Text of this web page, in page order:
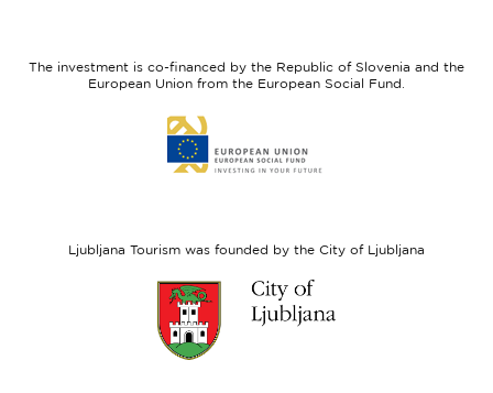
Fund
The investment is co-financed by the Republic of Slovenia and the
European Union from the European Social Fund.
to
website
Ljubljana Tourism was founded by the City of Ljubljana